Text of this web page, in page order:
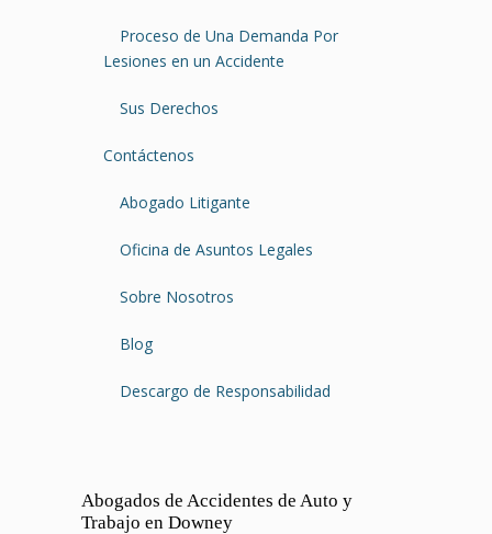
Proceso de Una Demanda Por
Lesiones en un Accidente
Sus Derechos
Contáctenos
Abogado Litigante
Oficina de Asuntos Legales
Sobre Nosotros
Blog
Descargo de Responsabilidad
Abogados de Accidentes de Auto y
Trabajo en Downey